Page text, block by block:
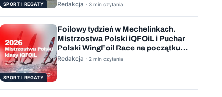
SPORT I REGATY Redakcja · 3 min czytania
SPORT I REGATY
Foilowy tydzień w Mechelinkach.
Mistrzostwa Polski iQFOiL i Puchar
Polski WingFoil Race na początku
sierpnia
Redakcja · 2 min czytania